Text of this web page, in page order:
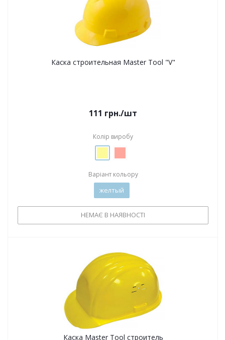
Каска строительная Master Tool "V"
111 грн./шт
Колір виробу
Варіант кольору
желтый
НЕМАЄ В НАЯВНОСТІ
Каска Master Tool строитель